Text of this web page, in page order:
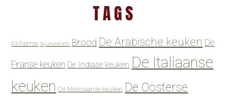
TAGS
Alchemie Ayurvedisch Brood De Arabische keuken De
Franse keuken De Indiase keuken De Italiaanse
keuken De Mexicaanse keuken De Oosterse